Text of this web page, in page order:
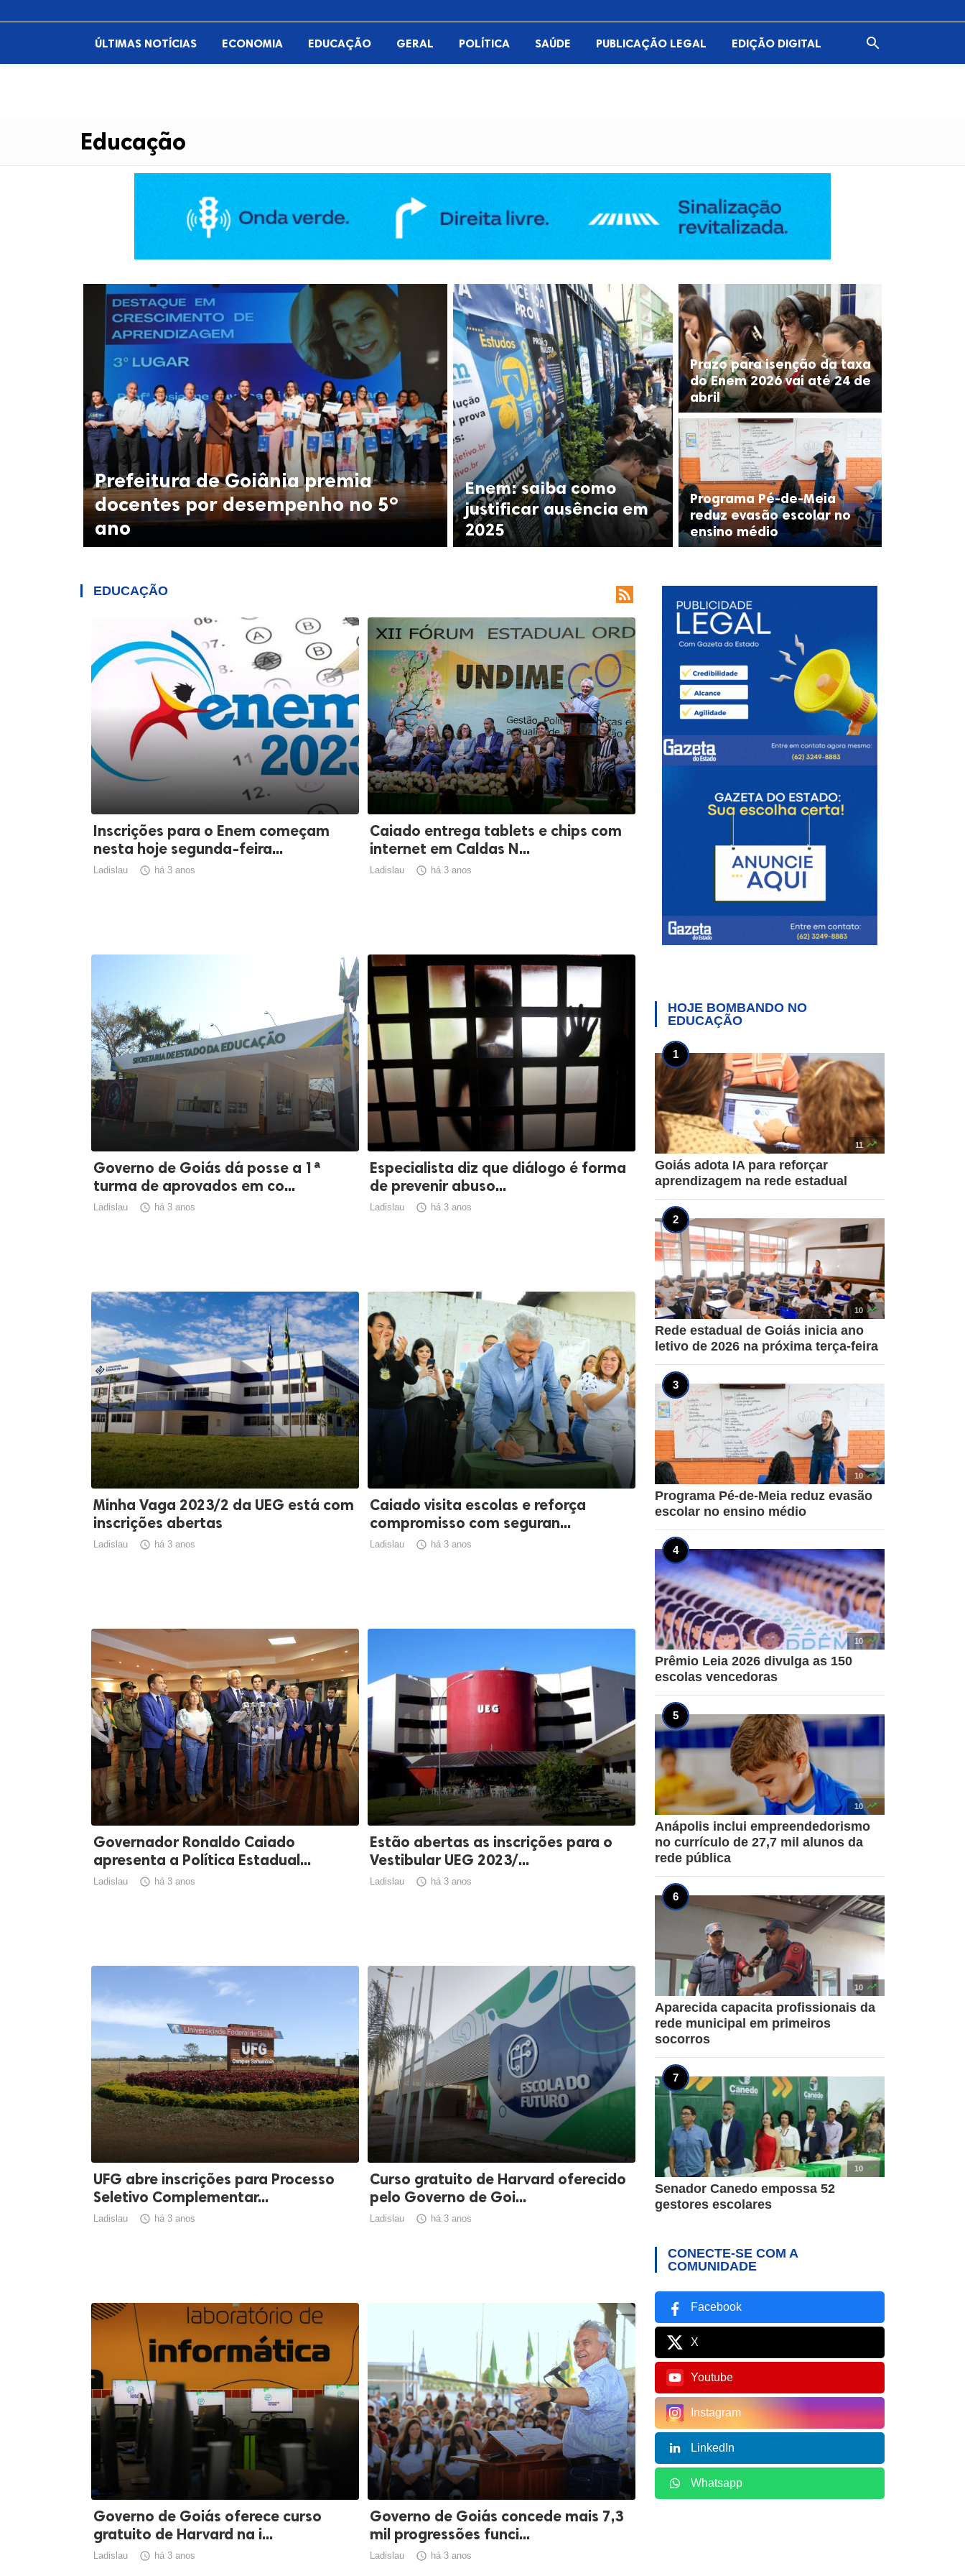
ÚLTIMAS NOTÍCIAS ECONOMIA EDUCAÇÃO GERAL POLÍTICA SAÚDE PUBLICAÇÃO LEGAL EDIÇÃO DIGITAL 
Educação
Prefeitura de Goiânia premia
docentes por desempenho no 5º
ano
Enem: saiba como
justificar ausência em
2025
Prazo para isenção da taxa
do Enem 2026 vai até 24 de
abril
Programa Pé-de-Meia
reduz evasão escolar no
ensino médio
EDUCAÇÃO 
Inscrições para o Enem começam
nesta hoje segunda-feira...
Ladislau  há 3 anos
Caiado entrega tablets e chips com
internet em Caldas N...
Ladislau  há 3 anos
Governo de Goiás dá posse a 1ª
turma de aprovados em co...
Ladislau  há 3 anos
Especialista diz que diálogo é forma
de prevenir abuso...
Ladislau  há 3 anos
Minha Vaga 2023/2 da UEG está com
inscrições abertas
Ladislau  há 3 anos
Caiado visita escolas e reforça
compromisso com seguran...
Ladislau  há 3 anos
Governador Ronaldo Caiado
apresenta a Política Estadual...
Ladislau  há 3 anos
Estão abertas as inscrições para o
Vestibular UEG 2023/...
Ladislau  há 3 anos
UFG abre inscrições para Processo
Seletivo Complementar...
Ladislau  há 3 anos
Curso gratuito de Harvard oferecido
pelo Governo de Goi...
Ladislau  há 3 anos
Governo de Goiás oferece curso
gratuito de Harvard na i...
Ladislau  há 3 anos
Governo de Goiás concede mais 7,3
mil progressões funci...
Ladislau  há 3 anos
HOJE BOMBANDO NO
EDUCAÇÃO
11 
Goiás adota IA para reforçar
aprendizagem na rede estadual
10 
Rede estadual de Goiás inicia ano
letivo de 2026 na próxima terça-feira
10 
Programa Pé-de-Meia reduz evasão
escolar no ensino médio
10 
Prêmio Leia 2026 divulga as 150
escolas vencedoras
10 
Anápolis inclui empreendedorismo
no currículo de 27,7 mil alunos da
rede pública
10 
Aparecida capacita profissionais da
rede municipal em primeiros
socorros
10 
Senador Canedo empossa 52
gestores escolares
CONECTE-SE COM A
COMUNIDADE
Facebook
X
Youtube
Instagram
LinkedIn
Whatsapp